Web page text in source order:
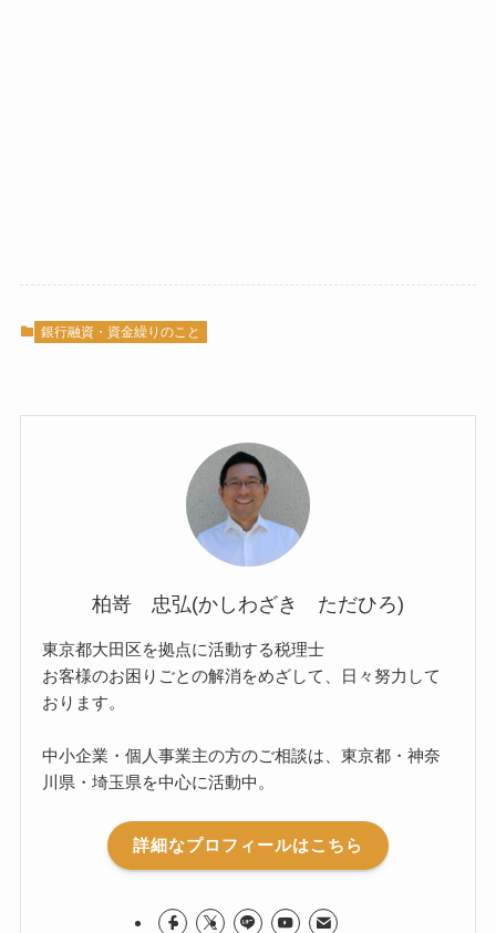
銀行融資・資金繰りのこと
柏嵜 忠弘(かしわざき ただひろ)
東京都大田区を拠点に活動する税理士
お客様のお困りごとの解消をめざして、日々努力して
おります。
中小企業・個人事業主の方のご相談は、東京都・神奈
川県・埼玉県を中心に活動中。
詳細なプロフィールはこちら